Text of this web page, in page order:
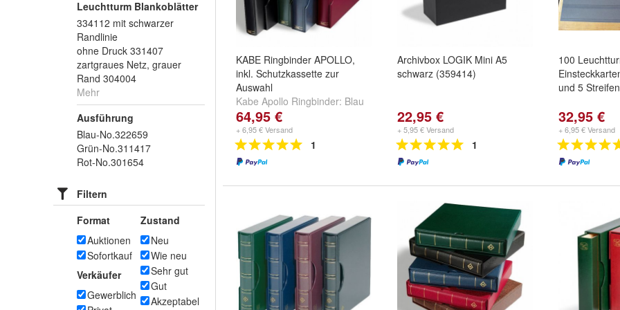
Leuchtturm Blankoblätter
334112 mit schwarzer
Randlinie
ohne Druck 331407
zartgraues Netz, grauer
Rand 304004
Mehr
Ausführung
Blau-No.322659
Grün-No.311417
Rot-No.301654
Filtern
Format
Auktionen
Sofortkauf
Verkäufer
Gewerblich
Zustand
Neu
Wie neu
Sehr gut
Gut
Akzeptabel
KABE Ringbinder APOLLO,
inkl. Schutzkassette zur
Auswahl
Kabe Apollo Ringbinder: Blau
Nr.316864,
Rot Nr.321222
64,95 €
+ 6,95 € Versand
1
Archivbox LOGIK Mini A5
schwarz (359414)
22,95 €
+ 5,95 € Versand
1
100
und 5 Streifen
32,95 €
+ 6,95 € Versand